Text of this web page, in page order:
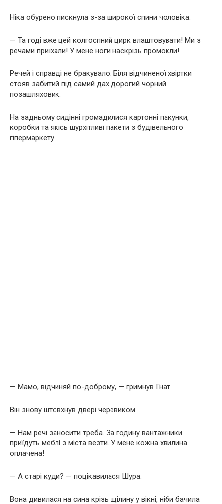
Ніка обурено пискнула з-за широкої спини чоловіка.
— Та годі вже цей колгоспний цирк влаштовувати! Ми з
речами приїхали! У мене ноги наскрізь промокли!
Речей і справді не бракувало. Біля відчиненої хвіртки
стояв забитий під самий дах дорогий чорний
позашляховик.
На задньому сидінні громадилися картонні пакунки,
коробки та якісь шурхітливі пакети з будівельного
гіпермаркету.
— Мамо, відчиняй по-доброму, — гримнув Гнат.
Він знову штовхнув двері черевиком.
— Нам речі заносити треба. За годину вантажники
приїдуть меблі з міста везти. У мене кожна хвилина
оплачена!
— А старі куди? — поцікавилася Шура.
Вона дивилася на сина крізь щілину у вікні, ніби бачила